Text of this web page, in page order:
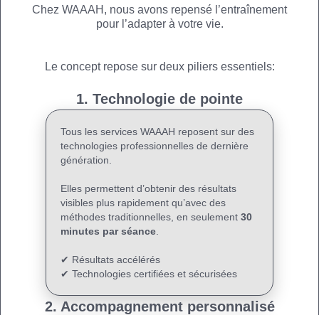
Chez WAAAH, nous avons repensé l’entraînement
pour l’adapter à votre vie.
Le concept repose sur deux piliers essentiels:
1. Technologie de pointe
Tous les services WAAAH reposent sur des
technologies professionnelles de dernière
génération.
Elles permettent d’obtenir des résultats
visibles plus rapidement qu’avec des
méthodes traditionnelles, en seulement 30
minutes par séance
✔ Résultats accélérés
✔ Technologies certifiées et sécurisées
2. Accompagnement personnalisé